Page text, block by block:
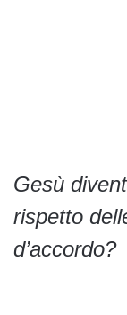
Gesù
rispetto
d’accordo?